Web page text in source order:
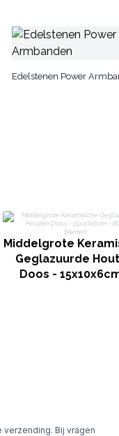
Edelstenen Power
Middelgrote
Geglazuurde
Doos -
verzending. Bij vragen